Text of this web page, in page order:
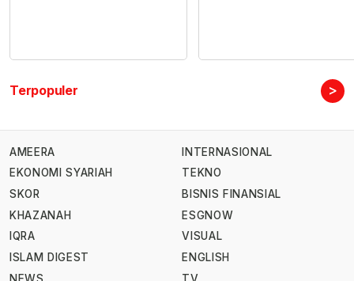
Terpopuler >
AMEERA
EKONOMI SYARIAH
SKOR
KHAZANAH
IQRA
ISLAM DIGEST
NEWS
INTERNASIONAL
TEKNO
BISNIS FINANSIAL
ESGNOW
VISUAL
ENGLISH
TV